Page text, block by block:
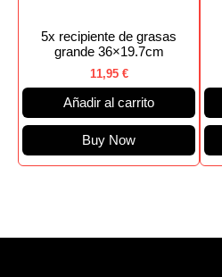
5x recipiente de grasas
grande 36×19.7cm
11,95 €
Añadir al carrito
Buy Now